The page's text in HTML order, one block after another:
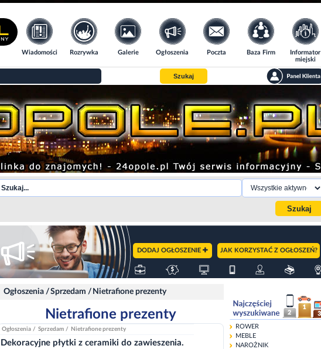
Wiadomości Rozrywka Galerie Ogłoszenia Poczta Baza Firm
Informator
miejski
Szukaj
DODAJ OGŁOSZENIE JAK KORZYSTAĆ Z OGŁOSZEŃ?
Ogłoszenia /Sprzedam / Nietrafione prezenty
Nietrafione prezenty
Ogłoszenia / Sprzedam / Nietrafione prezenty
Dekoracyjne płytki z ceramiki do zawieszenia.
ROWER
MEBLE
NAROŻNIK